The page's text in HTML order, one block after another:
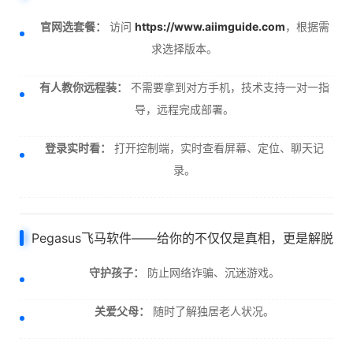
官网选套餐： 访问 https://www.aiimguide.com，根据需
求选择版本。
有人教你远程装：
不需要拿到对方手机，技术支持一对一指
导，远程完成部署。
登录实时看：
打开控制端，实时查看屏幕、定位、聊天记
录。
Pegasus飞马软件——给你的不仅仅是真相，更是解脱
守护孩子： 防止网络诈骗、沉迷游戏。
关爱父母： 随时了解独居老人状况。